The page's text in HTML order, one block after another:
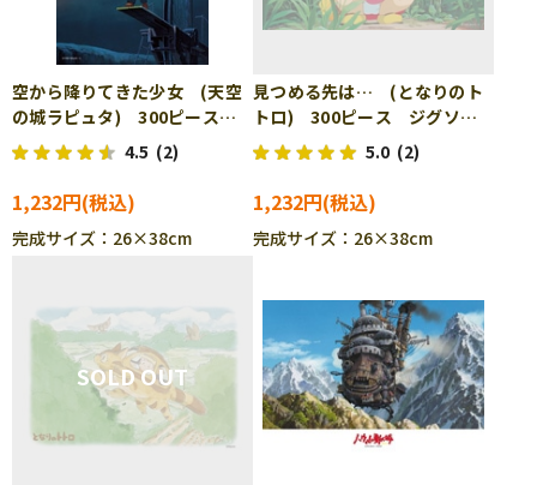
空から降りてきた少女 (天空
の城ラピュタ) 300ピース
ジグソーパズル ENS-300-
227
4.5 (2)
1,232円
完成サイズ：26×38cm
見つめる先は… (となりのト
トロ) 300ピース ジグソー
パズル ENS-300-231
5.0 (2)
1,232円
完成サイズ：26×38cm